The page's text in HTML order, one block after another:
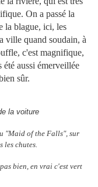
On a passé la
la blague, ici, les
ville quand soudain, à
c'est magnifique,
aussi émerveillée
sûr.
la voiture
"Maid of the Falls", sur
les chutes.
bien, en vrai c'est vert